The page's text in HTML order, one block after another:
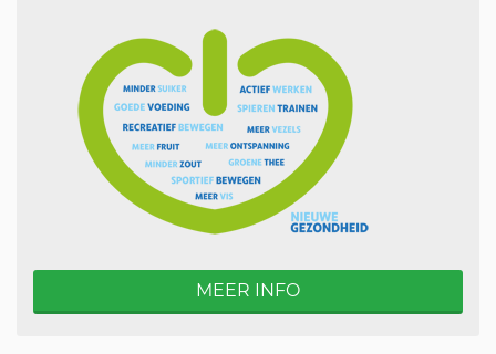
MEER INFO